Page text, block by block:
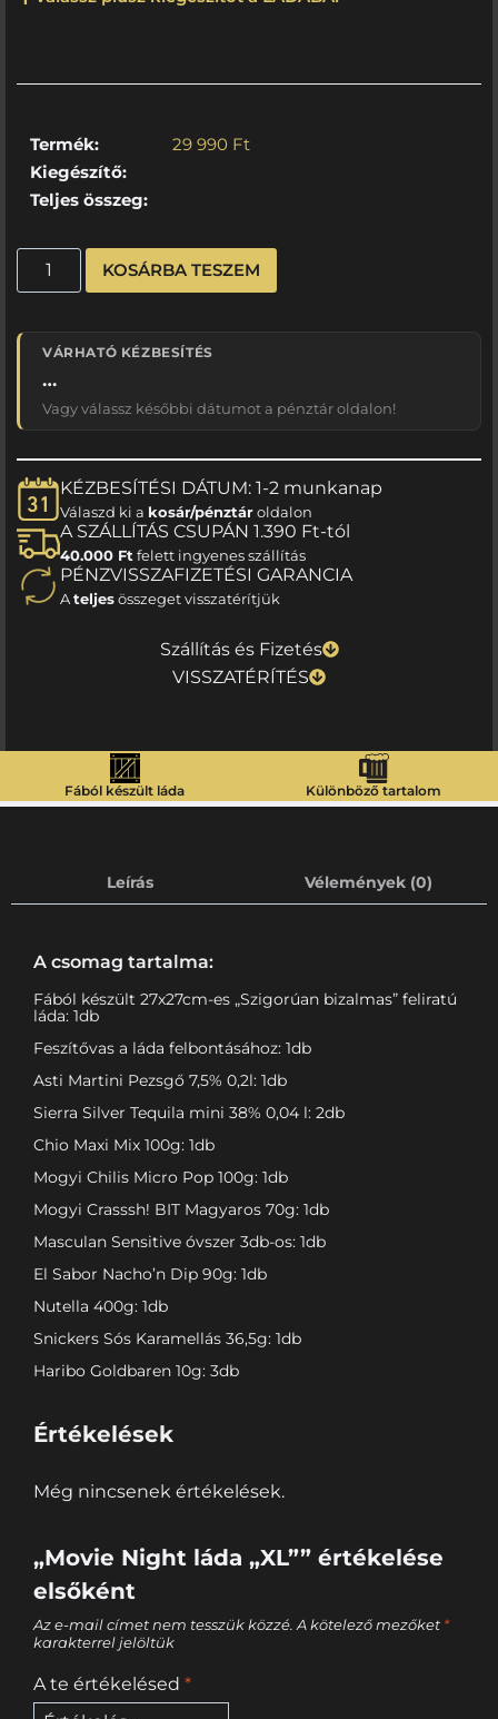
Termék: 29 990 Ft
Kiegészítő:
Teljes összeg:
KOSÁRBA TESZEM
VÁRHATÓ KÉZBESÍTÉS
…
Vagy válassz későbbi dátumot a pénztár oldalon!
KÉZBESÍTÉSI DÁTUM: 1-2 munkanap
Válaszd ki a kosár/pénztároldalon
A SZÁLLÍTÁS CSUPÁN 1.390 Ft-tól
40.000 Ftfelett ingyenes szállítás
PÉNZVISSZAFIZETÉSI GARANCIA
Ateljesösszeget visszatérítjük
Szállítás és Fizetés
VISSZATÉRÍTÉS
Fából készült láda Különböző tartalom
Leírás Vélemények (0)
A csomag tartalma:
Fából készült 27x27cm-es „Szigorúan bizalmas” feliratú
láda: 1db
Feszítővas a láda felbontásához: 1db
Asti Martini Pezsgő 7,5% 0,2l: 1db
Sierra Silver Tequila mini 38% 0,04 l: 2db
Chio Maxi Mix 100g: 1db
Mogyi Chilis Micro Pop 100g: 1db
Mogyi Crasssh! BIT Magyaros 70g: 1db
Masculan Sensitive óvszer 3db-os: 1db
El Sabor Nacho’n Dip 90g: 1db
Nutella 400g: 1db
Snickers Sós Karamellás 36,5g: 1db
Haribo Goldbaren 10g: 3db
Értékelések
Még nincsenek értékelések.
„Movie Night láda „XL”” értékelése
elsőként
Az e-mail címet nem tesszük közzé. A kötelező mezőket *
karakterrel jelöltük
A te értékelésed *